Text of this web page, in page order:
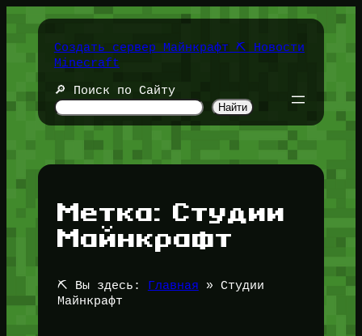
содержимомуСоздать сервер Майнкрафт ⛏️ Новости
Minecraft
🔎 Поиск по Сайту
Найти
Метка: Студии
Майнкрафт
⛏️ Вы здесь: Главная » Студии
Майнкрафт